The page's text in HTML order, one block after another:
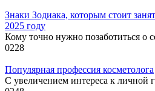
Знаки Зодиака, которым стоит
2025 году
Кому точно нужно позаботиться о
0228
Популярная профессия косметолога
С увеличением интереса к личной